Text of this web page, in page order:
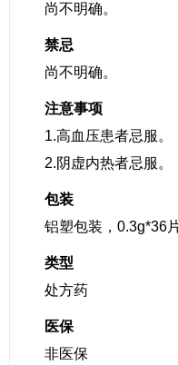
尚不明确。
禁忌
尚不明确。
注意事项
1.高血压患者忌服。
2.阴虚内热者忌服。
包装
铝塑包装，0.3g*36
类型
处方药
医保
非医保